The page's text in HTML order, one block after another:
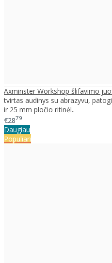
Axminster Workshop šlifavimo
tvirtas audinys su abrazyvu,
ir 25 mm pločio ritinėl..
€2879
Daugiau
Populiari